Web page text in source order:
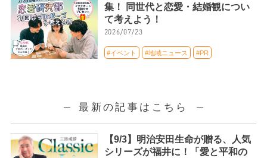
集！ 同世代と恋愛・結婚観につい
て考えよう！
2026/07/23
#イベント #地域ニュース #PR
最新の記事はこちら
【9/3】明治安田生命が贈る、人気
シリーズが福井に！「愛と平和の